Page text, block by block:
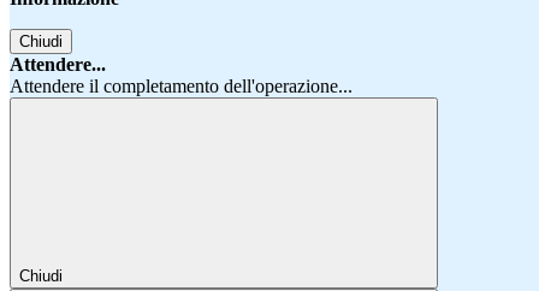
Chiudi
Attendere...
Attendere il completamento dell'operazione...
Chiudi